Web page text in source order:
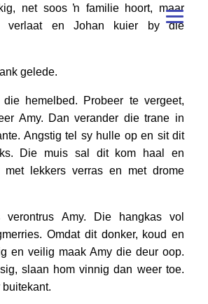
net soos ŉ familie hoort, maar
verlaat en Johan kuier by die
gelede.
hemelbed. Probeer te vergeet,
Amy. Dan verander die trane in
Angstig tel sy hulle op en sit dit
Die muis sal dit kom haal en
met lekkers verras en met drome
Amy. Die hangkas vol
Omdat dit donker, koud en
en veilig maak Amy die deur oop.
slaan hom vinnig dan weer toe.
buitekant.